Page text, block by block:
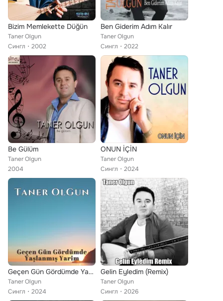
Bizim Memlekette Düğün
Taner Olgun
Сингл
2002
Ben Giderim Adım Kalır
Taner Olgun
Сингл
2022
Be Gülüm
Taner Olgun
2004
ONUN İÇİN
Taner Olgun
Сингл
2024
Geçen Gün Gördümde Yaşlanmış Yarim
Taner Olgun
Сингл
2024
Gelin Eyledim (Remix)
Taner Olgun
Сингл
2026